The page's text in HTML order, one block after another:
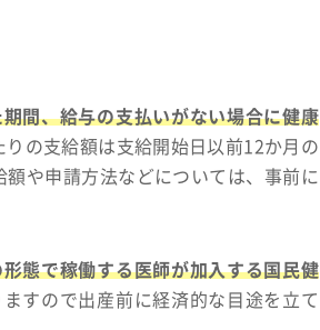
間、給与の支払いがない場合に健康
りの支給額は支給開始日以前12か月の
や申請方法などについては、事前に
態で稼働する医師が加入する国民健
すので出産前に経済的な目途を立て